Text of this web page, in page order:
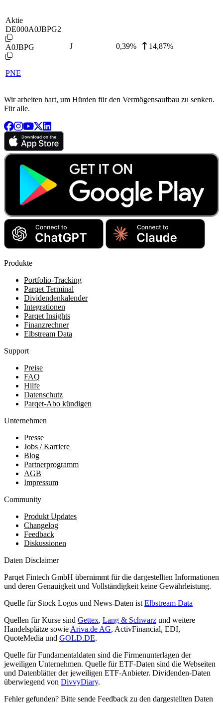
Aktie
DE000A0JBPG2
A0JBPG
PNE
J 0,39% 14,87%
Wir arbeiten hart, um Hürden für den Vermögensaufbau zu senken.
Für alle.
Produkte
Portfolio-Tracking
Parqet Terminal
Dividendenkalender
Integrationen
Parqet Insights
Finanzrechner
Elbstream Data
Support
Preise
FAQ
Hilfe
Datenschutz
Parqet-Abo kündigen
Unternehmen
Presse
Jobs / Karriere
Blog
Partnerprogramm
AGB
Impressum
Community
Produkt Updates
Changelog
Feedback
Diskussionen
Daten Disclaimer
Parqet Fintech GmbH übernimmt für die dargestellten Informationen
und deren Genauigkeit und Vollständigkeit keine Gewährleistung.
Quelle für Stock Logos und News-Daten ist Elbstream Data
Quellen für Kurse sind Gettex, Lang & Schwarz und weitere
Handelsplätze sowie Ariva.de AG, ActivFinancial, EDI,
QuoteMedia und GOLD.DE.
Quelle für Fundamentaldaten sind die Firmenunterlagen der
jeweiligen Unternehmen. Quelle für ETF-Daten sind die Webseiten
und Datenblätter der jeweiligen ETF-Anbieter. Dividenden-Daten
überwiegend von DivvyDiary.
Fehler gefunden? Bitte sende Feedback zu den dargestellten Daten